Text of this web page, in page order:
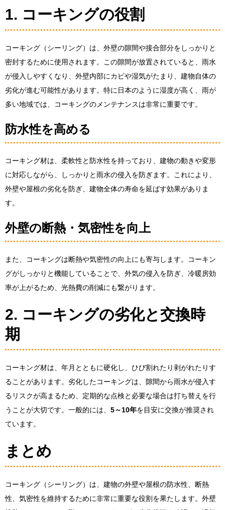
1. コーキングの役割
コーキング（シーリング）は、外壁の隙間や接合部分をしっかりと
密封するために使用されます。この隙間が放置されていると、雨水
が侵入しやすくなり、外壁内部にカビや湿気がたまり、建物自体の
劣化が進む可能性があります。特に日本のように湿度が高く、雨が
多い地域では、コーキングのメンテナンスは非常に重要です。
防水性を高める
コーキング材は、柔軟性と防水性を持っており、建物の動きや変形
に対応しながら、しっかりと雨水の侵入を防ぎます。これにより、
外壁や屋根の劣化を防ぎ、建物全体の寿命を延ばす効果がありま
す。
外壁の断熱・気密性を向上
また、コーキングは断熱や気密性の向上にも寄与します。コーキン
グがしっかりと機能していることで、外気の侵入を防ぎ、冷暖房効
率が上がるため、光熱費の削減にも繋がります。
2. コーキングの劣化と交換時
期
コーキング材は、年月とともに硬化し、ひび割れたり剥がれたりす
ることがあります。劣化したコーキングは、隙間から雨水が侵入す
るリスクが高まるため、定期的な点検と必要な場合は打ち替えを行
うことが大切です。一般的には、 5～10年を目安に交換が推奨され
ています。
まとめ
コーキング（シーリング）は、建物の外壁や屋根の防水性、断熱
性、気密性を維持するために非常に重要な役割を果たします。外壁